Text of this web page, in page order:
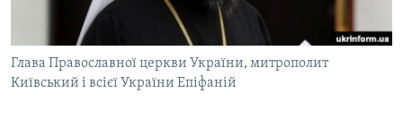
ПОДКАСТИ
КРИМ РЕАЛІЇ
РУС
Глава Православної церкви України, митрополит
Київський і всієї України Епіфаній